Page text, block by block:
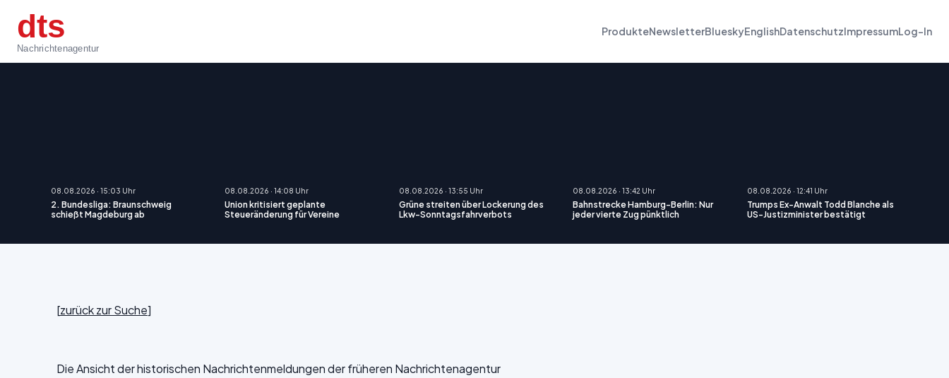
dts
Nachrichtenagentur
ProdukteNewsletterBlueskyEnglishDatenschutzImpressumLog-In
08.08.2026 · 15:03 Uhr
2. Bundesliga: Braunschweig
schießt Magdeburg ab
08.08.2026 · 14:08 Uhr
Union kritisiert geplante
Steueränderung für Vereine
08.08.2026 · 13:55 Uhr
Grüne streiten über Lockerung des
Lkw-Sonntagsfahrverbots
08.08.2026 · 13:42 Uhr
Bahnstrecke Hamburg-Berlin: Nur
jeder vierte Zug pünktlich
08.08.2026 · 12:41 Uhr
Trumps Ex-Anwalt Todd Blanche als
US-Justizminister bestätigt
[zurück zur Suche]
Die Ansicht der historischen Nachrichtenmeldungen der früheren Nachrichtenagentur